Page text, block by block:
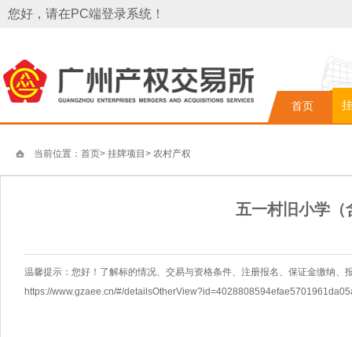
您好，请在PC端登录系统！
首页
当前位置： 首页> 挂牌项目 > 农村产权
五一村旧小学（
温馨提示：您好！了解标的情况、交易与资格条件、注册报名、保证金缴纳
https://www.gzaee.cn/#/